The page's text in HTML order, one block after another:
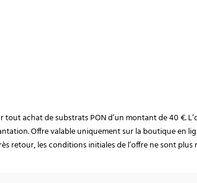
achat de substrats PON d’un montant de 40 €.
Offre valable uniquement sur la boutique en
retour, les conditions initiales de l’offre ne sont plus